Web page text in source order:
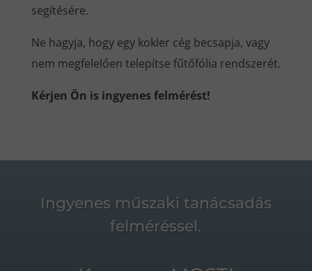
segítésére.
Ne hagyja, hogy egy kokler cég becsapja, vagy
nem megfelelően telepítse fűtőfólia rendszerét.
Kérjen Ön is ingyenes felmérést!
Ingyenes műszaki tanácsadás
felméréssel.